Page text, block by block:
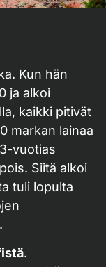
Kun hän
ja alkoi
kaikki pitivät
markan lainaa
vuotias
Siitä alkoi
tuli lopulta
.